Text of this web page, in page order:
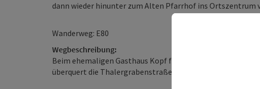
dann wieder hinunter zum Alten Pfarrhof ins Ortszentrum
Wanderweg: E80
Wegbeschreibung:
Beim ehemaligen Gasthaus Kopf führt ein gut ausgebauter
überquert die Thalergrabenstraße, steigt zum Beilstein